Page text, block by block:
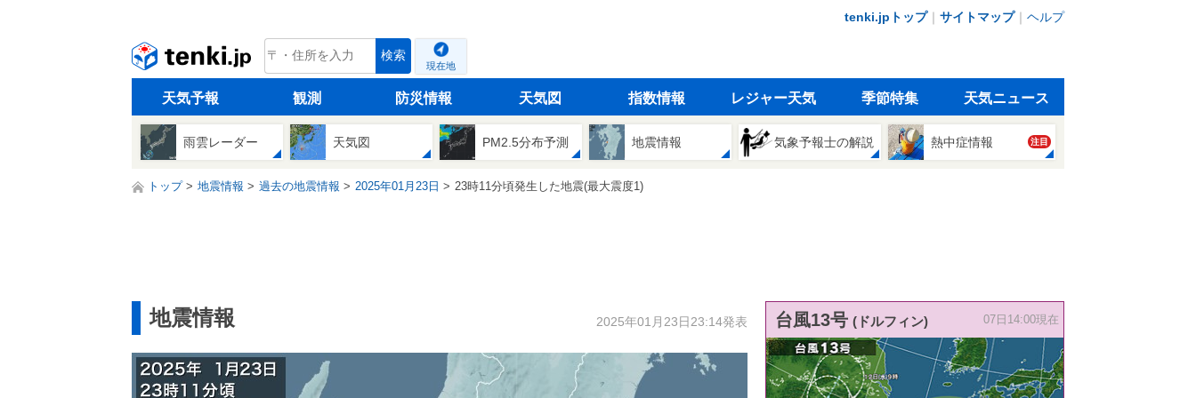
tenki.jpトップ｜ サイトマップ｜ ヘルプ
tenki.jp 検索
現在地
天気予報 観測 防災情報 天気図 指数情報 レジャー天気 季節特集 天気ニュース
雨雲レーダー 天気図 PM2.5分布予測 地震情報 気象予報士の解説 熱中症情報 注目
トップ 地震情報 過去の地震情報 2025年01月23日 23時11分頃発生した地震(最大震度1)
地震情報 2025年01月23日23:14発表 台風13号 (ドルフィン) 07日14:00現在